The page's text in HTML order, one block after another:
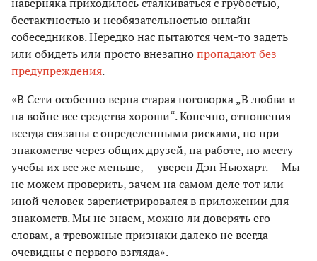
наверняка приходилось сталкиваться с грубостью,
бестактностью и необязательностью онлайн-
собеседников. Нередко нас пытаются чем-то задеть
или обидеть или просто внезапнопропадают без
предупреждения.
«В Сети особенно верна старая поговорка „В любви и
на войне все средства хороши“. Конечно, отношения
всегда связаны с определенными рисками, но при
знакомстве через общих друзей, на работе, по месту
учебы их все же меньше, — уверен Дэн Ньюхарт. — Мы
не можем проверить, зачем на самом деле тот или
иной человек зарегистрировался в приложении для
знакомств. Мы не знаем, можно ли доверять его
словам, а тревожные признаки далеко не всегда
очевидны с первого взгляда».